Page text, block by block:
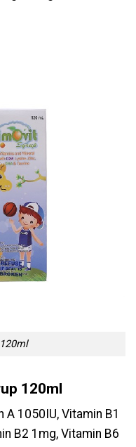
120ml
A 1050IU, Vitamin B1
B2 1mg, Vitamin B6